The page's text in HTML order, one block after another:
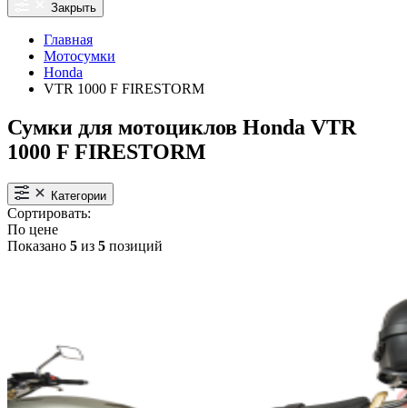
Закрыть
Главная
Мотосумки
Honda
VTR 1000 F FIRESTORM
Сумки для мотоциклов Honda VTR
1000 F FIRESTORM
Категории
Сортировать:
По цене
Показано 5 из 5 позиций